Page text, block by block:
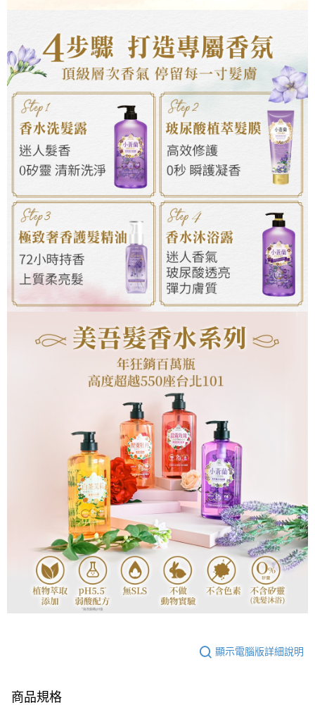
顯示電腦版詳細說明
商品規格